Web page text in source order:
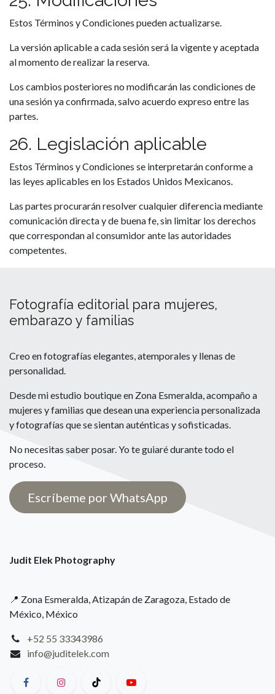
Estos Términos y Condiciones pueden actualizarse.
La versión aplicable a cada sesión será la vigente y aceptada
al momento de realizar la reserva.
Los cambios posteriores no modificarán las condiciones de
una sesión ya confirmada, salvo acuerdo expreso entre las
partes.
26. Legislación aplicable
Estos Términos y Condiciones se interpretarán conforme a
las leyes aplicables en los Estados Unidos Mexicanos.
Las partes procurarán resolver cualquier diferencia mediante
comunicación directa y de buena fe, sin limitar los derechos
que correspondan al consumidor ante las autoridades
competentes.
Fotografía editorial para mujeres,
embarazo y familias
Creo en fotografías elegantes, atemporales y llenas de
personalidad.
Desde mi estudio boutique en Zona Esmeralda, acompaño a
mujeres y familias que desean una experiencia personalizada
y fotografías que se sientan auténticas y sofisticadas.
No necesitas saber posar. Yo te guiaré durante todo el
proceso.
Escríbeme por WhatsApp
Judit Elek Photography
📍 Zona Esmeralda, Atizapán de Zaragoza, Estado de
México, México
+52 55 33343986
info@juditelek.com